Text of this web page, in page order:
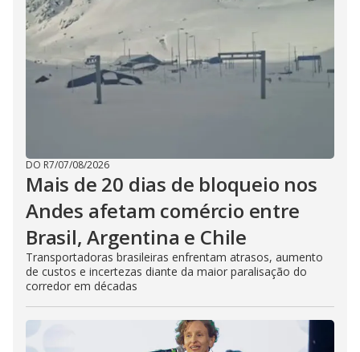
DO R7/07/08/2026
Mais de 20 dias de bloqueio nos
Andes afetam comércio entre
Brasil, Argentina e Chile
Transportadoras brasileiras enfrentam atrasos, aumento
de custos e incertezas diante da maior paralisação do
corredor em décadas